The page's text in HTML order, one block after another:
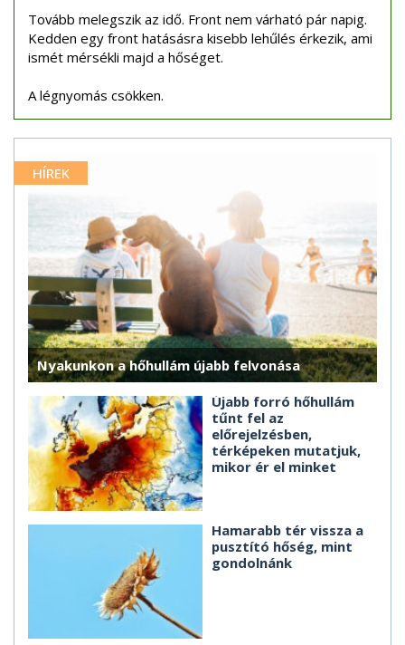
Tovább melegszik az idő. Front nem várható pár napig.
Kedden egy front hatásásra kisebb lehűlés érkezik, ami
ismét mérsékli majd a hőséget.
A légnyomás csökken.
HÍREK
Nyakunkon a hőhullám újabb felvonása
Újabb forró hőhullám
tűnt fel az
előrejelzésben,
térképeken mutatjuk,
mikor ér el minket
Hamarabb tér vissza a
pusztító hőség, mint
gondolnánk